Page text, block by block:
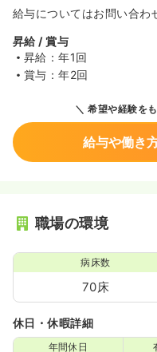
給与についてはお問い合わ
昇給 / 賞与
昇給：年1回
賞与：年2回
希望や経験を
給与や働き
職場の環境
病床数
70床
休日・休暇詳細
年間休日